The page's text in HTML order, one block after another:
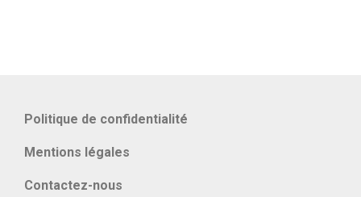
Politique de confidentialité
Mentions légales
Contactez-nous